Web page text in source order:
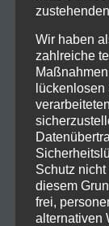
Wir haben
zahlreiche
Schutz
diesem
frei,
alternativen